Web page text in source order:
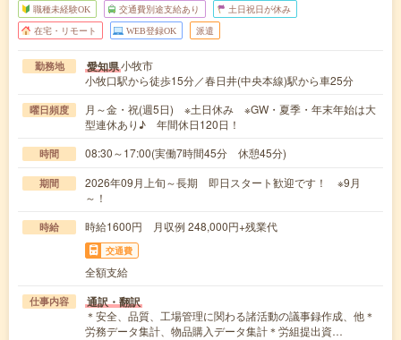
職種未経験OK 交通費別途支給あり 土日祝日が休み
在宅・リモート WEB登録OK 派遣
勤務地 愛知県小牧市
小牧口駅から徒歩15分／春日井(中央本線)駅から車25分
曜日頻度
月～金・祝(週5日) ※土日休み ※GW・夏季・年末年始は大
型連休あり♪ 年間休日120日！
時間 08:30～17:00(実働7時間45分 休憩45分)
期間
2026年09月上旬～長期 即日スタート歓迎です！ ※9月
～！
時給 時給1600円 月収例 248,000円+残業代
交通費
全額支給
仕事内容 通訳・翻訳
＊安全、品質、工場管理に関わる諸活動の議事録作成、他＊
労務データ集計、物品購入データ集計＊労組提出資…